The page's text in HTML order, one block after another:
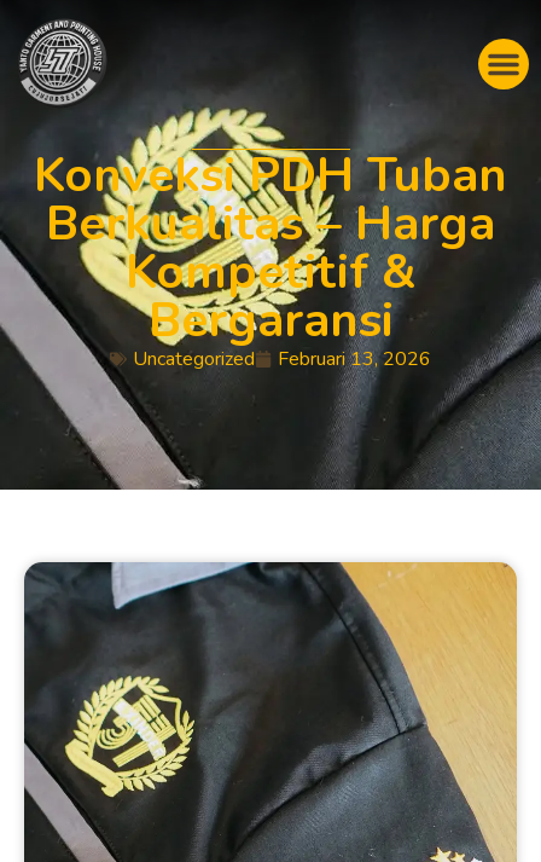
Konveksi PDH Tuban
Berkualitas – Harga
Kompetitif &
Bergaransi
Uncategorized Februari 13, 2026